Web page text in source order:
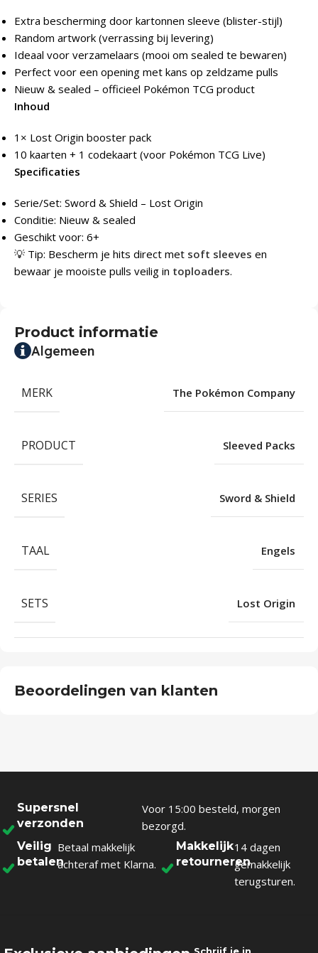
Extra bescherming door kartonnen sleeve (blister-stijl)
Random artwork (verrassing bij levering)
Ideaal voor verzamelaars (mooi om sealed te bewaren)
Perfect voor een opening met kans op zeldzame pulls
Nieuw & sealed – officieel Pokémon TCG product
Inhoud
1× Lost Origin booster pack
10 kaarten + 1 codekaart (voor Pokémon TCG Live)
Specificaties
Serie/Set: Sword & Shield – Lost Origin
Conditie: Nieuw & sealed
Geschikt voor: 6+
💡 Tip: Bescherm je hits direct met soft sleeves en
bewaar je mooiste pulls veilig in toploaders.
Product informatie
Algemeen
MERK The Pokémon Company
PRODUCT Sleeved Packs
SERIES Sword & Shield
TAAL Engels
SETS Lost Origin
Beoordelingen van klanten
Supersnel
verzonden
Voor 15:00 besteld, morgen
bezorgd.
Veilig
betalen
Betaal makkelijk
achteraf met Klarna.
Makkelijk
retourneren
14 dagen
gemakkelijk
terugsturen.
Schrijf je in